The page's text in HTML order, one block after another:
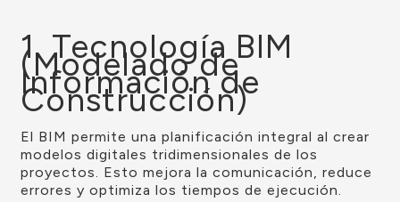
1. Tecnología BIM
(Modelado de
Información de
Construcción)
El BIM permite una planificación integral al crear
modelos digitales tridimensionales de los
proyectos. Esto mejora la comunicación, reduce
errores y optimiza los tiempos de ejecución.